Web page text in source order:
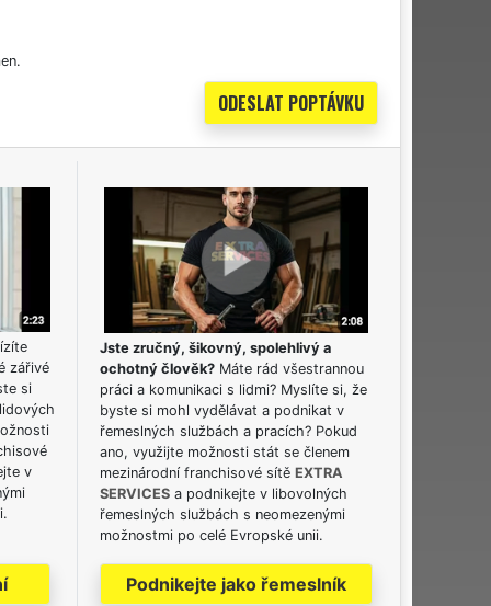
zářivé
si
v
Jste zručný, šikovný, spolehlivý a
ochotný člověk? Máte rád všestrannou
práci a komunikaci s lidmi? Myslíte si, že
byste si mohl vydělávat a podnikat v
řemeslných službách a pracích? Pokud
ano, využijte možnosti stát se členem
mezinárodní franchisové sítě EXTRA
SERVICES a podnikejte v libovolných
řemeslných službách s neomezenými
možnostmi po celé Evropské unii.
Podnikejte jako řemeslník